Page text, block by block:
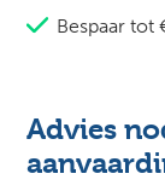
Bespaar tot
Advies